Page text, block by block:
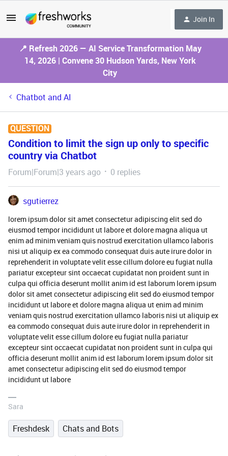
Join In
📍 Refresh 2026 — AI Service Transformation May
14, 2026 | Convene 30 Hudson Yards, New York
City
Chatbot and AI
QUESTION
Condition to limit the sign up only to specific
country via Chatbot
Forum|Forum|3 years ago 0 replies
sgutierrez
lorem ipsum dolor sit amet consectetur adipiscing elit sed do
eiusmod tempor incididunt ut labore et dolore magna aliqua ut
enim ad minim veniam quis nostrud exercitation ullamco laboris
nisi ut aliquip ex ea commodo consequat duis aute irure dolor in
reprehenderit in voluptate velit esse cillum dolore eu fugiat nulla
pariatur excepteur sint occaecat cupidatat non proident sunt in
culpa qui officia deserunt mollit anim id est laborum lorem ipsum
dolor sit amet consectetur adipiscing elit sed do eiusmod tempor
incididunt ut labore et dolore magna aliqua ut enim ad minim
veniam quis nostrud exercitation ullamco laboris nisi ut aliquip ex
ea commodo consequat duis aute irure dolor in reprehenderit in
voluptate velit esse cillum dolore eu fugiat nulla pariatur
excepteur sint occaecat cupidatat non proident sunt in culpa qui
officia deserunt mollit anim id est laborum lorem ipsum dolor sit
amet consectetur adipiscing elit sed do eiusmod tempor
incididunt ut labore
Sara
Freshdesk Chats and Bots